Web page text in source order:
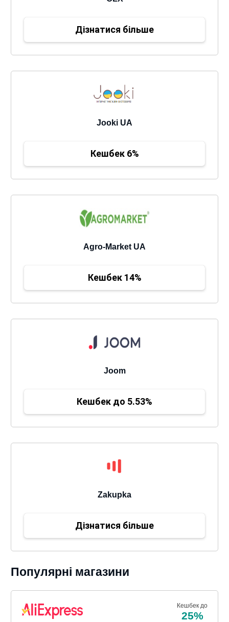
Дізнатися більше
Jooki UA
Кешбек 6%
Agro-Market UA
Кешбек 14%
Joom
Кешбек до 5.53%
Zakupka
Дізнатися більше
Популярні магазини
Кешбек до
25%